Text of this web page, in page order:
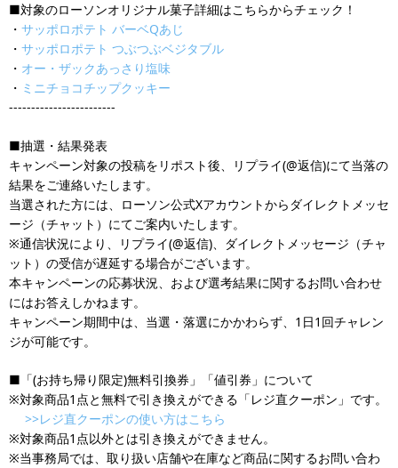
■対象のローソンオリジナル菓子詳細はこちらからチェック！
・ サッポロポテト バーベQあじ
・ サッポロポテト つぶつぶベジタブル
・ オー・ザックあっさり塩味
・ ミニチョコチップクッキー
------------------------
■抽選・結果発表
キャンペーン対象の投稿をリポスト後、リプライ(@返信)にて当落の
結果をご連絡いたします。
当選された方には、ローソン公式Xアカウントからダイレクトメッセ
ージ（チャット）にてご案内いたします。
※通信状況により、リプライ(@返信)、ダイレクトメッセージ（チャ
ット）の受信が遅延する場合がございます。
本キャンペーンの応募状況、および選考結果に関するお問い合わせ
にはお答えしかねます。
キャンペーン期間中は、当選・落選にかかわらず、1日1回チャレン
ジが可能です。
■「(お持ち帰り限定)無料引換券」「値引券」について
※対象商品1点と無料で引き換えができる「レジ直クーポン」です。
>>レジ直クーポンの使い方はこちら
※対象商品1点以外とは引き換えができません。
※当事務局では、取り扱い店舗や在庫など商品に関するお問い合わ